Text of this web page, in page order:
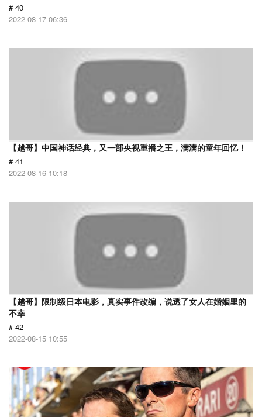
# 40
2022-08-17 06:36
【越哥】中国神话经典，又一部央视重播之王，满满的童年回忆！
# 41
2022-08-16 10:18
【越哥】限制级日本电影，真实事件改编，说透了女人在婚姻里的
不幸
# 42
2022-08-15 10:55